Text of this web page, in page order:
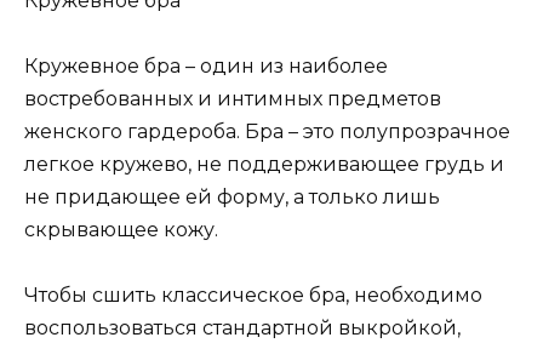
Кружевное бра – один из наиболее
востребованных и интимных предметов
женского гардероба. Бра – это полупрозрачное
легкое кружево, не поддерживающее грудь и
не придающее ей форму, а только лишь
скрывающее кожу.
Чтобы сшить классическое бра, необходимо
воспользоваться стандартной выкройкой,